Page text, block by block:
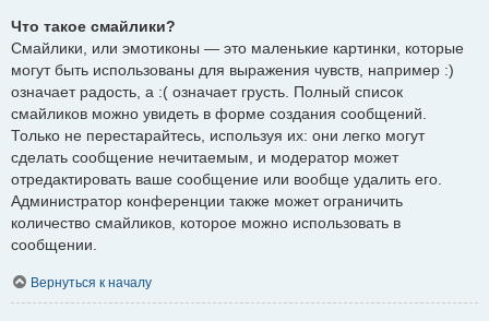
Что такое смайлики?
Смайлики, или эмотиконы — это маленькие картинки, которые
могут быть использованы для выражения чувств, например :)
означает радость, а :( означает грусть. Полный список
смайликов можно увидеть в форме создания сообщений.
Только не перестарайтесь, используя их: они легко могут
сделать сообщение нечитаемым, и модератор может
отредактировать ваше сообщение или вообще удалить его.
Администратор конференции также может ограничить
количество смайликов, которое можно использовать в
сообщении.
Вернуться к началу